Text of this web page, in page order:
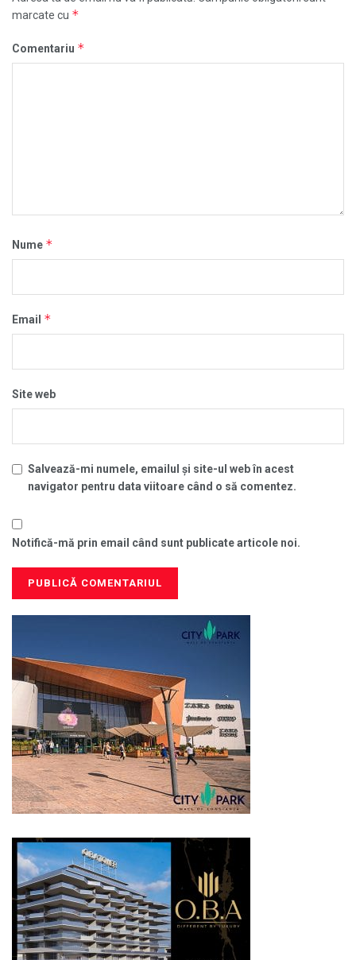
marcate cu *
Comentariu *
Nume *
Email *
Site web
Salvează-mi numele, emailul și site-ul web în acest
navigator pentru data viitoare când o să comentez.
Notifică-mă prin email când sunt publicate articole noi.